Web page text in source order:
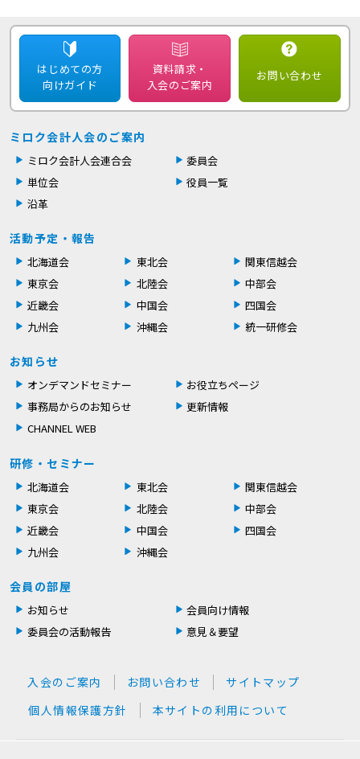
はじめての方
向けガイド
資料請求・
入会のご案内
お問い合わせ
ミロク会計人会のご案内
ミロク会計人会連合会
委員会
単位会
役員一覧
沿革
活動予定・報告
北海道会 東北会
関東信越会
東京会
北陸会
中部会
近畿会
中国会
四国会
九州会
沖縄会 統一研修会
お知らせ
オンデマンドセミナー
お役立ちページ
事務局からのお知らせ
更新情報
CHANNEL WEB
研修・セミナー
北海道会 東北会
関東信越会
東京会
北陸会
中部会
近畿会
中国会
四国会
九州会
沖縄会
会員の部屋
お知らせ
会員向け情報
委員会の活動報告
意見＆要望
入会のご案内 お問い合わせ
サイトマップ
個人情報保護方針
本サイトの利用について